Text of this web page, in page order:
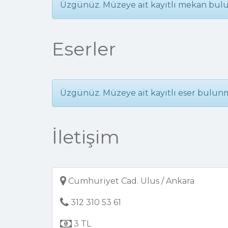
Üzgünüz. Müzeye ait kayıtlı mekan
Eserler
Üzgünüz. Müzeye ait kayıtlı eser
İletişim
Cumhuriyet Cad. Ulus / Ankara
312 310 53 61
3 TL